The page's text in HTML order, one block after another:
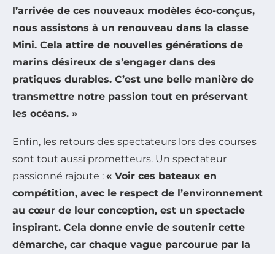
l’arrivée de ces nouveaux modèles éco-conçus,
nous assistons à un renouveau dans la classe
Mini. Cela attire de nouvelles générations de
marins désireux de s’engager dans des
pratiques durables. C’est une belle manière de
transmettre notre passion tout en préservant
les océans. »
Enfin, les retours des spectateurs lors des courses
sont tout aussi prometteurs. Un spectateur
passionné rajoute : « Voir ces bateaux en
compétition, avec le respect de l’environnement
au cœur de leur conception, est un spectacle
inspirant. Cela donne envie de soutenir cette
démarche, car chaque vague parcourue par la